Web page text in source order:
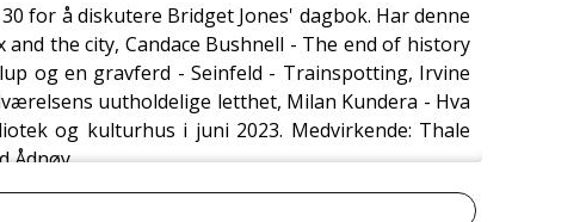
for å diskutere Bridget Jones' dagbok. Har denne
the city, Candace Bushnell - The end of history
og en gravferd - Seinfeld - Trainspotting, Irvine
uutholdelige letthet, Milan Kundera - Hva
og kulturhus i juni 2023. Medvirkende: Thale
Ådnøy